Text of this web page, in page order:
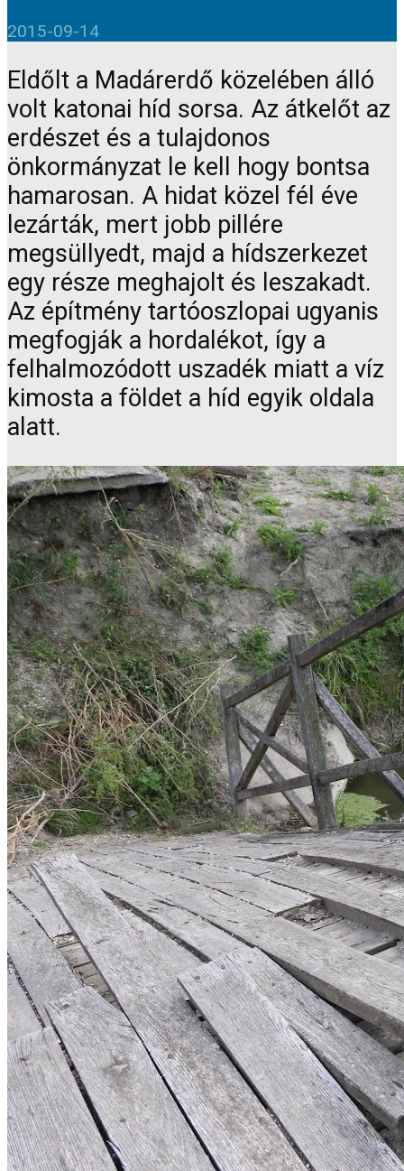
2015-09-14
Eldőlt a Madárerdő közelében álló
volt katonai híd sorsa. Az átkelőt az
erdészet és a tulajdonos
önkormányzat le kell hogy bontsa
hamarosan. A hidat közel fél éve
lezárták, mert jobb pillére
megsüllyedt, majd a hídszerkezet
egy része meghajolt és leszakadt.
Az építmény tartóoszlopai ugyanis
megfogják a hordalékot, így a
felhalmozódott uszadék miatt a víz
kimosta a földet a híd egyik oldala
alatt.